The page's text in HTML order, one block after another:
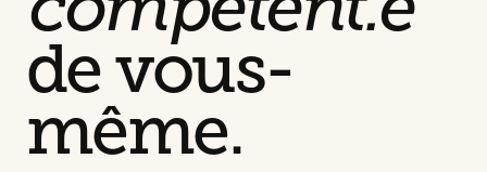
de vous-
même.